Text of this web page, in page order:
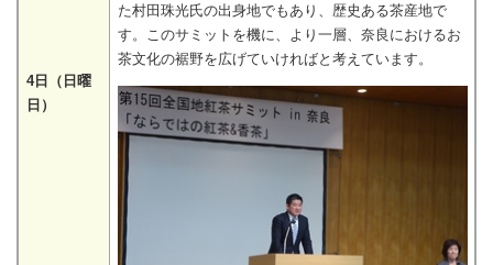
4日（日曜
日）
た村田珠光氏の出身地でもあり、歴史ある茶産地で
す。このサミットを機に、より一層、奈良におけるお
茶文化の裾野を広げていければと考えています。